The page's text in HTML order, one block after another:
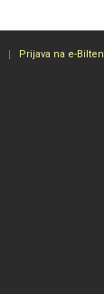
Prijava na e-Bilten